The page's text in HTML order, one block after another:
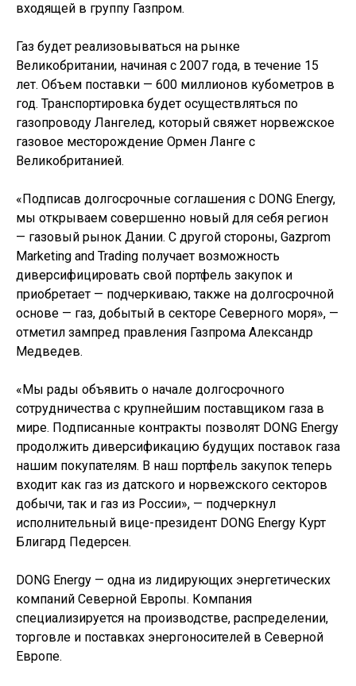
входящей в группу Газпром.
Газ будет реализовываться на рынке
Великобритании, начиная с 2007 года, в течение 15
лет. Объем поставки — 600 миллионов кубометров в
год. Транспортировка будет осуществляться по
газопроводу Лангелед, который свяжет норвежское
газовое месторождение Ормен Ланге с
Великобританией.
«Подписав долгосрочные соглашения с DONG Energy,
мы открываем совершенно новый для себя регион
— газовый рынок Дании. С другой стороны, Gazprom
Marketing and Trading получает возможность
диверсифицировать свой портфель закупок и
приобретает — подчеркиваю, также на долгосрочной
основе — газ, добытый в секторе Северного моря», —
отметил зампред правления Газпрома Александр
Медведев.
«Мы рады объявить о начале долгосрочного
сотрудничества с крупнейшим поставщиком газа в
мире. Подписанные контракты позволят DONG Energy
продолжить диверсификацию будущих поставок газа
нашим покупателям. В наш портфель закупок теперь
входит как газ из датского и норвежского секторов
добычи, так и газ из России», — подчеркнул
исполнительный вице-президент DONG Energy Курт
Блигард Педерсен.
DONG Energy — одна из лидирующих энергетических
компаний Северной Европы. Компания
специализируется на производстве, распределении,
торговле и поставках энергоносителей в Северной
Европе.